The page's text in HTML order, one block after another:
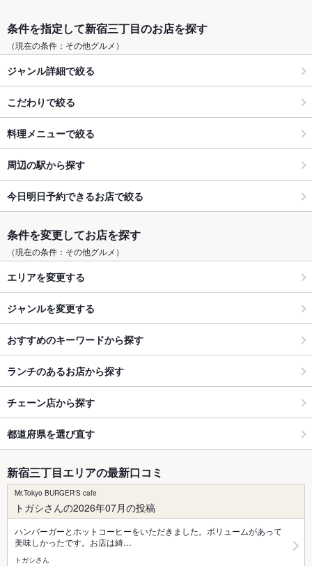
条件を指定して新宿三丁目のお店を探す
（現在の条件：その他グルメ）
ジャンル詳細で絞る
こだわりで絞る
料理メニューで絞る
周辺の駅から探す
今日明日予約できるお店で絞る
条件を変更してお店を探す
（現在の条件：その他グルメ）
エリアを変更する
ジャンルを変更する
おすすめのキーワードから探す
ランチのあるお店から探す
チェーン店から探す
都道府県を選び直す
新宿三丁目エリアの最新口コミ
Mr.Tokyo BURGER'S cafe
トガシさんの2026年07月の投稿
ハンバーガーとホットコーヒーをいただきました。ボリュームがあって
美味しかったです。お店は綺…
トガシさん